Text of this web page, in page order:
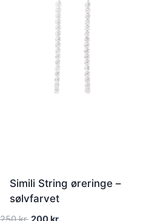
Simili String øreringe –
sølvfarvet
Den
Den